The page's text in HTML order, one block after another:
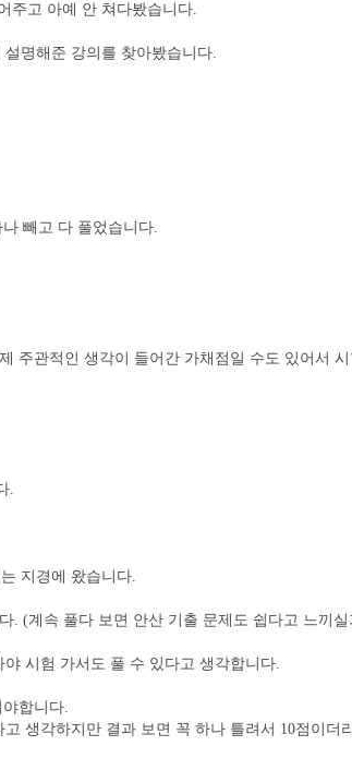
주고 아예 안 쳐다봤습니다.
명해준 강의를 찾아봤습니다.
빼고 다 풀었습니다.
주관적인 생각이 들어간 가채점일 수도 있어서
.
지경에 왔습니다.
. (계속 풀다 보면 안산 기출 문제도 쉽다고 느끼실
시험 가서도 풀 수 있다고 생각합니다.
합니다.
생각하지만 결과 보면 꼭 하나 틀려서 10점이더